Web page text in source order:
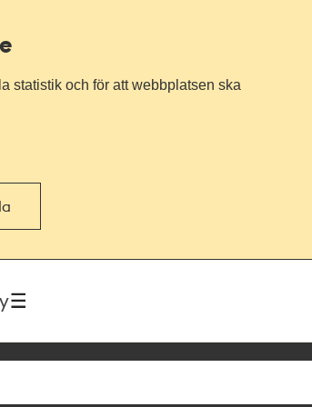
statistik och för att webbplatsen ska